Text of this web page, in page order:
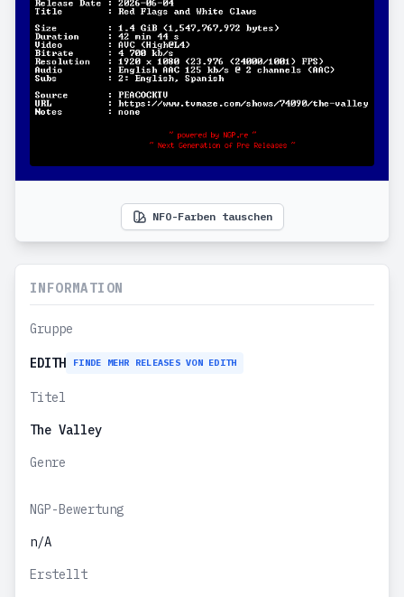
NFO-Farben tauschen
INFORMATION
Gruppe
EDITH FINDE MEHR RELEASES VON EDITH
Titel
The Valley
Genre
NGP-Bewertung
n/A
Erstellt